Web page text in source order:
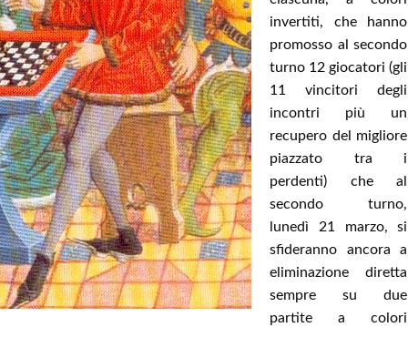
invertiti, che hanno
promosso al secondo
turno 12 giocatori (gli
11 vincitori degli
incontri più un
recupero del migliore
piazzato tra i
perdenti) che al
secondo turno,
lunedì 21 marzo, si
sfideranno ancora a
eliminazione diretta
sempre su due
partite a colori